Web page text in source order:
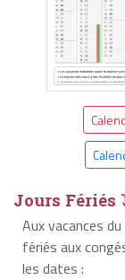
Jours Fériés
Aux vacances
fériés aux
les dates :